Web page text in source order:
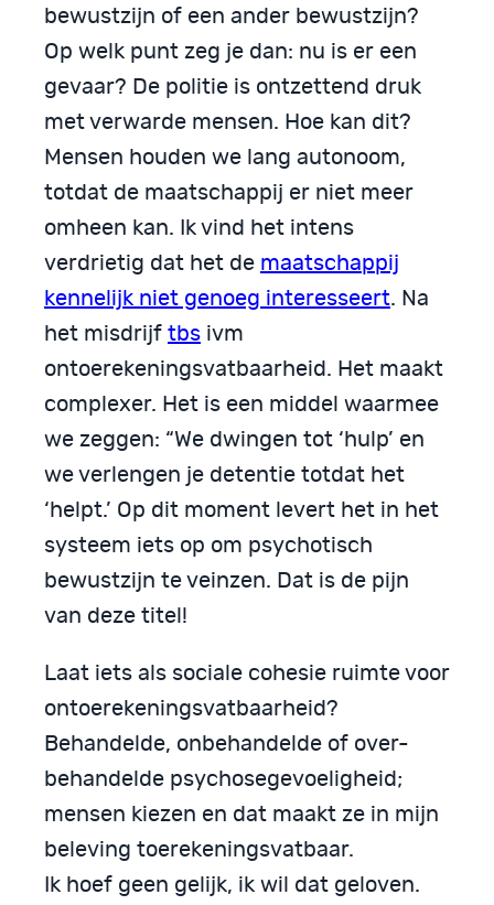
bewustzijn of een ander bewustzijn?
Op welk punt zeg je dan: nu is er een
gevaar? De politie is ontzettend druk
met verwarde mensen. Hoe kan dit?
Mensen houden we lang autonoom,
totdat de maatschappij er niet meer
omheen kan. Ik vind het intens
verdrietig dat het de maatschappij
kennelijk niet genoeg interesseert. Na
het misdrijf tbs ivm
ontoerekeningsvatbaarheid. Het maakt
complexer. Het is een middel waarmee
we zeggen: “We dwingen tot ‘hulp’ en
we verlengen je detentie totdat het
‘helpt.’ Op dit moment levert het in het
systeem iets op om psychotisch
bewustzijn te veinzen. Dat is de pijn
van deze titel!
Laat iets als sociale cohesie ruimte voor
ontoerekeningsvatbaarheid?
Behandelde, onbehandelde of over-
behandelde psychosegevoeligheid;
mensen kiezen en dat maakt ze in mijn
beleving toerekeningsvatbaar.
Ik hoef geen gelijk, ik wil dat geloven.